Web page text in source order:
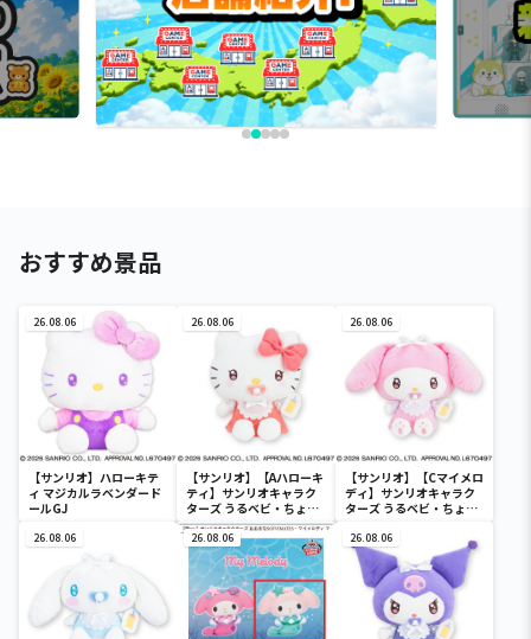
おすすめ景品
26.08.06
【サンリオ】ハローキテ
ィ マジカルラベンダード
ールGJ
26.08.06
【サンリオ】【Aハローキ
ティ】サンリオキャラク
ターズ うるベビ・ちょい
デカドール
26.08.06
【サンリオ】【Cマイメロ
ディ】サンリオキャラク
ターズ うるベビ・ちょい
26.08.06 26.08.06 26.08.06